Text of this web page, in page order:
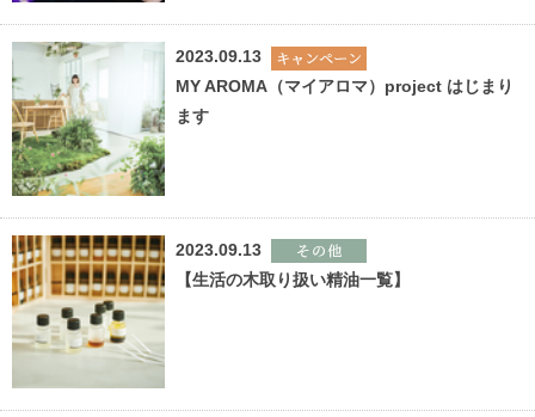
2023.09.13
MY AROMA（マイアロマ）project はじまり
ます
2023.09.13
【生活の木取り扱い精油一覧】